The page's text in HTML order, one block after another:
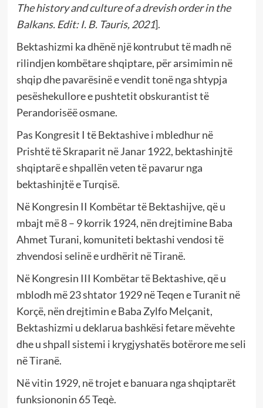
The history and culture of a drevish order in the
Balkans. Edit: I. B. Tauris, 2021].
Bektashizmi ka dhënë një kontrubut të madh në
rilindjen kombëtare shqiptare, për arsimimin në
shqip dhe pavarësinë e vendit tonë nga shtypja
pesëshekullore e pushtetit obskurantist të
Perandorisëë osmane.
Pas Kongresit I të Bektashive i mbledhur në
Prishtë të Skraparit në Janar 1922, bektashinjtë
shqiptarë e shpallën veten të pavarur nga
bektashinjtë e Turqisë.
Në Kongresin II Kombëtar të Bektashijve, që u
mbajt më 8 – 9 korrik 1924, nën drejtimine Baba
Ahmet Turani, komuniteti bektashi vendosi të
zhvendosi selinë e urdhërit në Tiranë.
Në Kongresin III Kombëtar të Bektashive, që u
mblodh më 23 shtator 1929 në Teqen e Turanit në
Korçë, nën drejtimin e Baba Zylfo Melçanit,
Bektashizmi u deklarua bashkësi fetare mëvehte
dhe u shpall sistemi i krygjyshatës botërore me seli
në Tiranë.
Në vitin 1929, në trojet e banuara nga shqiptarët
funksiononin 65 Teqè.